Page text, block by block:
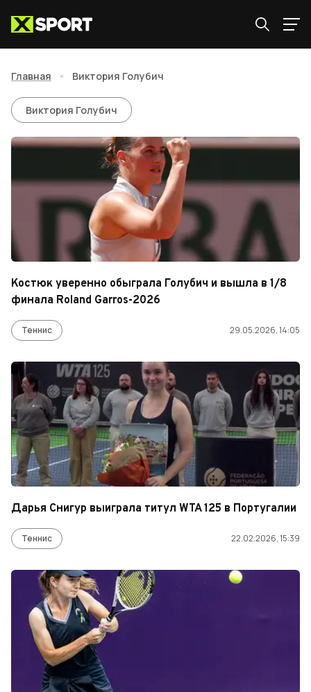
Главная • Виктория Голубич
Виктория Голубич
Виктория Голубич
Костюк уверенно обыграла Голубич и вышла в 1/8
финала Roland Garros-2026
Теннис 29.05.2026, 14:05
Дарья Снигур выиграла титул WTA 125 в Португалии
Теннис 22.02.2026, 15:39